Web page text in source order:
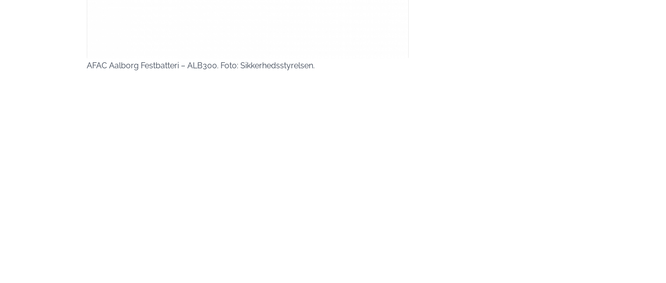
AFAC Aalborg Festbatteri – ALB300. Foto: Sikkerhedsstyrelsen.